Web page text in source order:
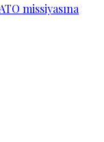
missiyasına